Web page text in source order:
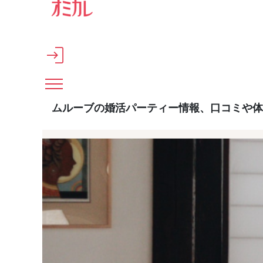
メインコンテンツへスキップ
ムルーブの婚活パーティー情報、口コミや